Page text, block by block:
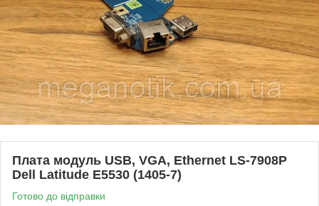
Плата модуль USB, VGA, Ethernet LS-7908P
Dell Latitude E5530 (1405-7)
Готово до відправки